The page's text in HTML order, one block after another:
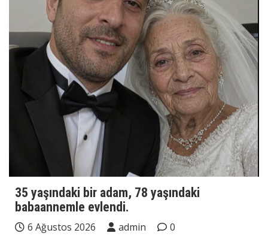
35 yaşındaki bir adam, 78 yaşındaki
babaannemle evlendi.
6 Ağustos 2026 admin
0